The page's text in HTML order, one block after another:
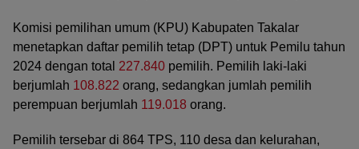
Komisi pemilihan umum (KPU) Kabupaten Takalar
menetapkan daftar pemilih tetap (DPT) untuk Pemilu tahun
2024 dengan total 227.840 pemilih. Pemilih laki-laki
berjumlah 108.822 orang, sedangkan jumlah pemilih
perempuan berjumlah 119.018 orang.
Pemilih tersebar di 864 TPS, 110 desa dan kelurahan,